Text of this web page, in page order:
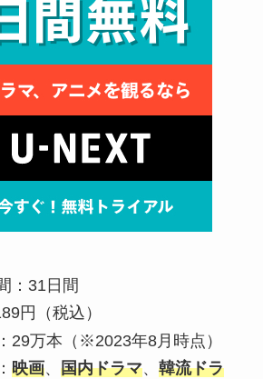
：31日間
円（税込）
29万本（※2023年8月時点）
映画、 国内ドラマ、 韓流ドラ